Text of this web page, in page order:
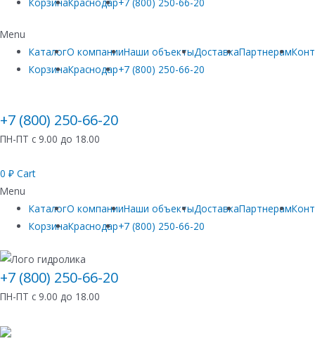
Menu
КаталогО компанииНаши объектыДоставкаПартнерам
КорзинаКраснодар+7 (800) 250-66-20
+7 (800) 250-66-20
ПН-ПТ с 9.00 до 18.00
0 ₽ Cart
Menu
КаталогО компанииНаши объектыДоставкаПартнерам
КорзинаКраснодар+7 (800) 250-66-20
+7 (800) 250-66-20
ПН-ПТ с 9.00 до 18.00